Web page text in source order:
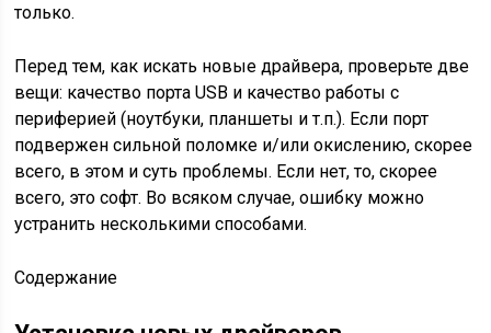
только.
Перед тем, как искать новые драйвера, проверьте две
вещи: качество порта USB и качество работы с
периферией (ноутбуки, планшеты и т.п.). Если порт
подвержен сильной поломке и/или окислению, скорее
всего, в этом и суть проблемы. Если нет, то, скорее
всего, это софт. Во всяком случае, ошибку можно
устранить несколькими способами.
Содержание